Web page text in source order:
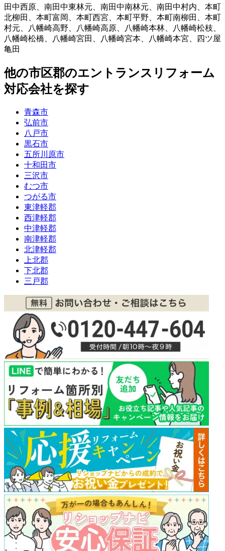
田中西原
南田中東林元 南田中南林元 南田中村内
本町
北柳田
本町富岡 本町西宮 本町平野 本町南柳田
本町
村元
八幡崎高野 八幡崎高原 八幡崎本林 八幡崎松枝
八幡崎松橋
八幡崎宮田 八幡崎宮本 八幡崎本宮
四ツ屋
亀田
他の市区郡のエントランスリフォーム
対応会社を探す
青森市
弘前市
八戸市
黒石市
五所川原市
十和田市
三沢市
むつ市
つがる市
東津軽郡
西津軽郡
中津軽郡
南津軽郡
北津軽郡
上北郡
下北郡
三戸郡